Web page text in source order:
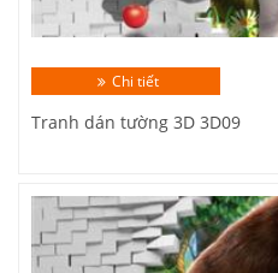
Chi tiết
Tranh dán tường 3D 3D09